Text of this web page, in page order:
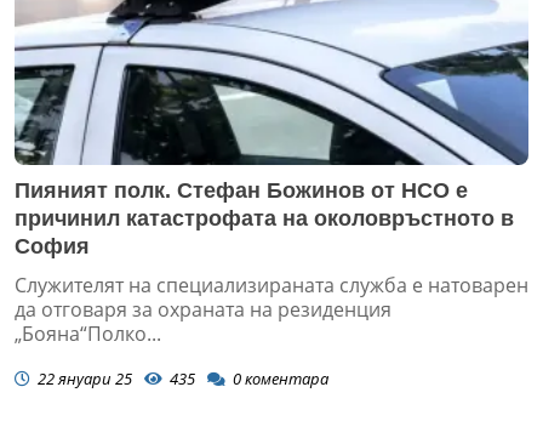
Пияният полк. Стефан Божинов от НСО е
причинил катастрофата на околовръстното в
София
Служителят на специализираната служба е натоварен
да отговаря за охраната на резиденция
„Бояна“Полко...
22 януари 25 435 0коментара